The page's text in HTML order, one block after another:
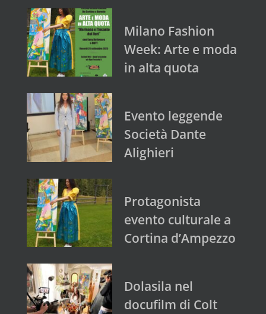
Milano Fashion
Week: Arte e moda
in alta quota
Evento leggende
Società Dante
Alighieri
Protagonista
evento culturale a
Cortina d’Ampezzo
Dolasila nel
docufilm di Colt